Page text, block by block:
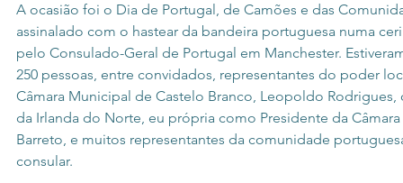
A ocasião foi o Dia de Portugal, de Camões e das
assinalado com o hastear da bandeira portuguesa numa
pelo Consulado-Geral de Portugal em Manchester.
250 pessoas, entre convidados, representantes do poder
Câmara Municipal de Castelo Branco, Leopoldo
da Irlanda do Norte, eu própria como Presidente da
Barreto, e muitos representantes da comunidade
consular.